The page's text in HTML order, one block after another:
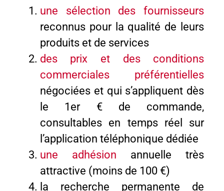
une sélection des fournisseurs
reconnus pour la qualité de leurs
produits et de services
des prix et des conditions
commerciales préférentielles
négociées et qui s’appliquent dès
le 1er € de commande,
consultables en temps réel sur
l’application téléphonique dédiée
une adhésion annuelle très
attractive (moins de 100 €)
la recherche permanente de